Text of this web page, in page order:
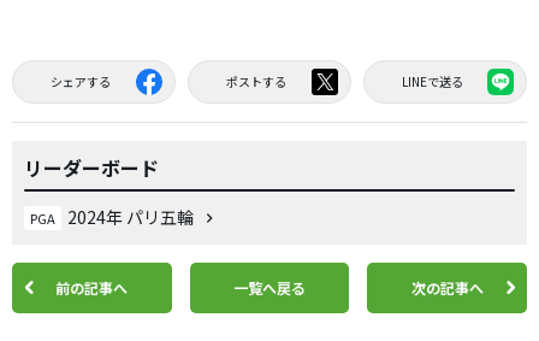
シェアする ポストする LINEで送る
リーダーボード
PGA 2024年 パリ五輪
前の記事へ 一覧へ戻る 次の記事へ